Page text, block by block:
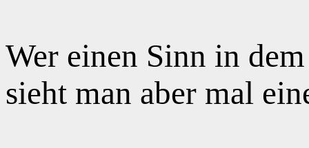
Wer einen Sinn in
sieht man aber mal